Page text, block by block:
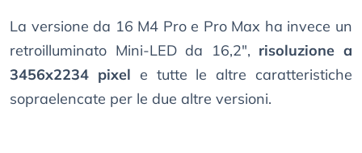
La versione da 16 M4 Pro e Pro Max ha invece un
retroilluminato Mini-LED da 16,2", risoluzione a
3456x2234 pixel e tutte le altre caratteristiche
sopraelencate per le due altre versioni.